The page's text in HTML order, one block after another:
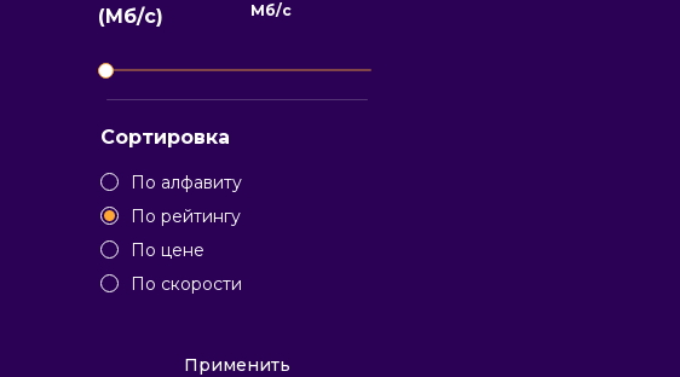
(Мб/с)
Мб/с
Сортировка
По алфавиту
По рейтингу
По цене
По скорости
Применить